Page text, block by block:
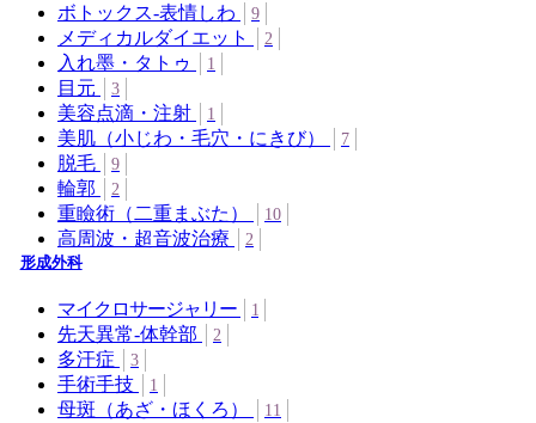
ボトックス‐表情しわ 9
メディカルダイエット 2
入れ墨・タトゥ 1
目元 3
美容点滴・注射 1
美肌（小じわ・毛穴・にきび） 7
脱毛 9
輪郭 2
重瞼術（二重まぶた） 10
高周波・超音波治療
2
形成外科
マイクロサージャリー 1
先天異常-体幹部 2
多汗症 3
手術手技 1
母斑（あざ・ほくろ） 11